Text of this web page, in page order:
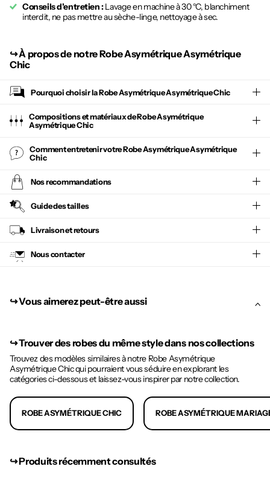
Conseils d'entretien :Lavage en machine à 30 °C, blanchiment
interdit, ne pas mettre au sèche-linge, nettoyage à sec.
↪︎À propos de notre Robe Asymétrique Asymétrique
Chic
Pourquoi choisir laRobe Asymétrique Asymétrique Chic
Compositions et matériaux de Robe Asymétrique
Asymétrique Chic
Comment entretenir votreRobe Asymétrique Asymétrique
Chic
Nos recommandations
Guide des tailles
Livraison et retours
Nous contacter
↪︎ Vous aimerez peut-être aussi
↪︎Trouver des robes du même style dans nos collections
Trouvez des modèles similaires à notre Robe Asymétrique
Asymétrique Chic qui pourraient vous séduire en explorant les
catégories ci-dessous et laissez-vous inspirer par notre collection.
ROBE ASYMÉTRIQUE CHIC ROBE ASYMÉTRIQUE
↪︎ Produits récemment consultés